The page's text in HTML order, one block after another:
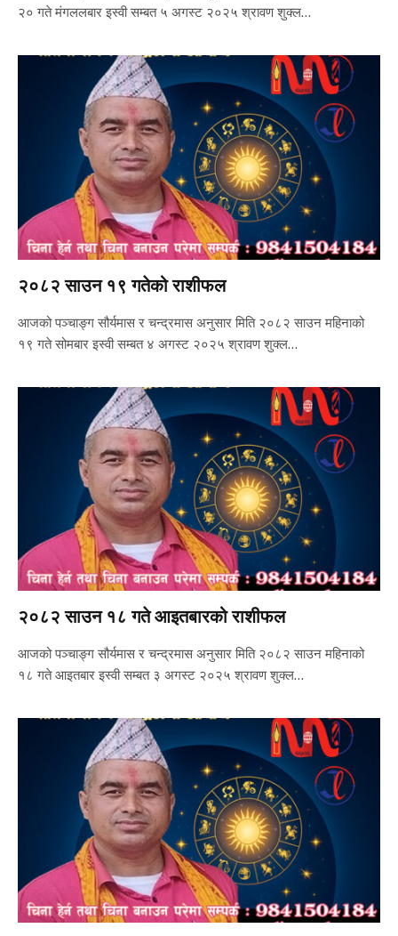
२० गते मंगललबार इस्वी सम्बत ५ अगस्ट २०२५ श्रावण शुक्ल…
२०८२ साउन १९ गतेको राशीफल
आजको पञ्चाङ्ग सौर्यमास र चन्द्रमास अनुसार मिति २०८२ साउन महिनाको
१९ गते सोमबार इस्वी सम्बत ४ अगस्ट २०२५ श्रावण शुक्ल…
२०८२ साउन १८ गते आइतबारको राशीफल
आजको पञ्चाङ्ग सौर्यमास र चन्द्रमास अनुसार मिति २०८२ साउन महिनाको
१८ गते आइतबार इस्वी सम्बत ३ अगस्ट २०२५ श्रावण शुक्ल…